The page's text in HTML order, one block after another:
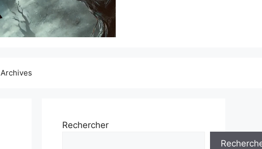
Archives
Rechercher